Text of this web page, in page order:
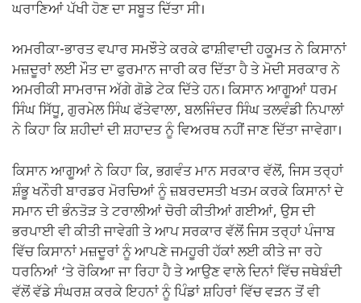
ਘਰਾਣਿਆਂ ਪੱਖੀ ਹੋਣ ਦਾ ਸਬੂਤ ਦਿੱਤਾ ਸੀ।
ਅਮਰੀਕਾ-ਭਾਰਤ ਵਪਾਰ ਸਮਝੌਤੇ ਕਰਕੇ ਫਾਸ਼ੀਵਾਦੀ ਹਕੂਮਤ ਨੇ ਕਿਸਾਨਾਂ
ਮਜ਼ਦੂਰਾਂ ਲਈ ਮੌਤ ਦਾ ਫੁਰਮਾਨ ਜਾਰੀ ਕਰ ਦਿੱਤਾ ਹੈ ਤੇ ਮੋਦੀ ਸਰਕਾਰ ਨੇ
ਅਮਰੀਕੀ ਸਾਮਰਾਜ ਅੱਗੇ ਗੋਡੇ ਟੇਕ ਦਿੱਤੇ ਹਨ। ਕਿਸਾਨ ਆਗੂਆਂ ਧਰਮ
ਸਿੰਘ ਸਿੱਧੂ, ਗੁਰਮੇਲ ਸਿੰਘ ਫੱਤੇਵਾਲਾ, ਬਲਜਿੰਦਰ ਸਿੰਘ ਤਲਵੰਡੀ ਨਿਪਾਲਾਂ
ਨੇ ਕਿਹਾ ਕਿ ਸ਼ਹੀਦਾਂ ਦੀ ਸ਼ਹਾਦਤ ਨੂੰ ਵਿਅਰਥ ਨਹੀਂ ਜਾਣ ਦਿੱਤਾ ਜਾਵੇਗਾ।
ਕਿਸਾਨ ਆਗੂਆਂ ਨੇ ਕਿਹਾ ਕਿ, ਭਗਵੰਤ ਮਾਨ ਸਰਕਾਰ ਵੱਲੋਂ, ਜਿਸ ਤਰ੍ਹਾਂ
ਸ਼ੰਭੂ ਖਨੌਰੀ ਬਾਰਡਰ ਮੋਰਚਿਆਂ ਨੂੰ ਜ਼ਬਰਦਸਤੀ ਖਤਮ ਕਰਕੇ ਕਿਸਾਨਾਂ ਦੇ
ਸਮਾਨ ਦੀ ਭੰਨਤੋੜ ਤੇ ਟਰਾਲੀਆਂ ਚੋਰੀ ਕੀਤੀਆਂ ਗਈਆਂ, ਉਸ ਦੀ
ਭਰਪਾਈ ਵੀ ਕੀਤੀ ਜਾਵੇਗੀ ਤੇ ਆਪ ਸਰਕਾਰ ਵੱਲੋਂ ਜਿਸ ਤਰ੍ਹਾਂ ਪੰਜਾਬ
ਵਿੱਚ ਕਿਸਾਨਾਂ ਮਜ਼ਦੂਰਾਂ ਨੂੰ ਆਪਣੇ ਜਮਹੂਰੀ ਹੱਕਾਂ ਲਈ ਕੀਤੇ ਜਾ ਰਹੇ
ਧਰਨਿਆਂ ‘ਤੇ ਰੋਕਿਆ ਜਾ ਰਿਹਾ ਹੈ ਤੇ ਆਉਣ ਵਾਲੇ ਦਿਨਾਂ ਵਿੱਚ ਜਥੇਬੰਦੀ
ਵੱਲੋਂ ਵੱਡੇ ਸੰਘਰਸ਼ ਕਰਕੇ ਇਹਨਾਂ ਨੂੰ ਪਿੰਡਾਂ ਸ਼ਹਿਰਾਂ ਵਿੱਚ ਵੜਨ ਤੋਂ ਵੀ